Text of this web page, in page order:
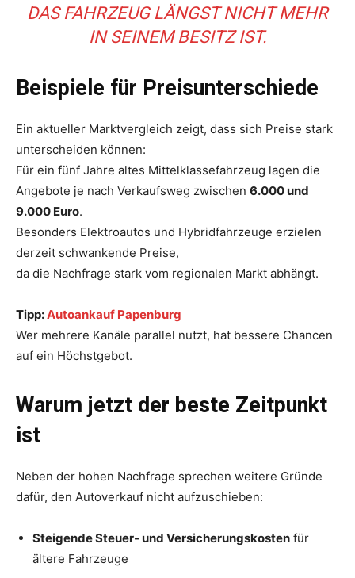
DAS FAHRZEUG LÄNGST NICHT MEHR
IN SEINEM BESITZ IST.
Beispiele für Preisunterschiede
Ein aktueller Marktvergleich zeigt, dass sich Preise stark
unterscheiden können:
Für ein fünf Jahre altes Mittelklassefahrzeug lagen die
Angebote je nach Verkaufsweg zwischen 6.000 und
9.000 Euro.
Besonders Elektroautos und Hybridfahrzeuge erzielen
derzeit schwankende Preise,
da die Nachfrage stark vom regionalen Markt abhängt.
Tipp:Autoankauf Papenburg
Wer mehrere Kanäle parallel nutzt, hat bessere Chancen
auf ein Höchstgebot.
Warum jetzt der beste Zeitpunkt
ist
Neben der hohen Nachfrage sprechen weitere Gründe
dafür, den Autoverkauf nicht aufzuschieben:
Steigende Steuer- und Versicherungskosten für
ältere Fahrzeuge